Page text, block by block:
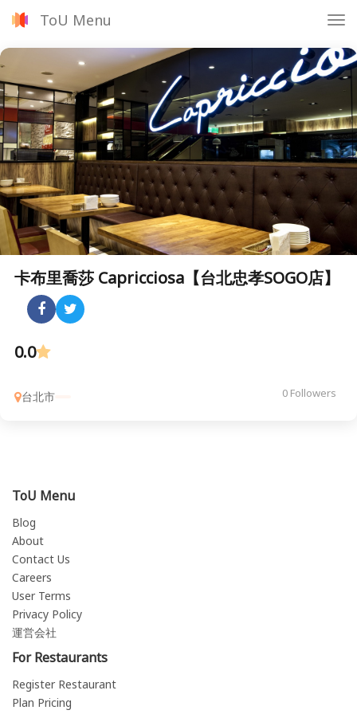
ToU Menu
卡布里喬莎 Capricciosa【台北忠孝SOGO店】
0.0
台北市 0 Followers
ToU Menu
Blog
About
Contact Us
Careers
User Terms
Privacy Policy
運営会社
For Restaurants
Register Restaurant
Plan Pricing